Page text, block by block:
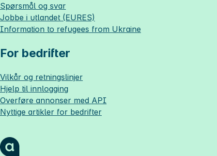
Spørsmål og svar
Jobbe i utlandet (EURES)
Information to refugees from Ukraine
For bedrifter
Vilkår og retningslinjer
Hjelp til innlogging
Overføre annonser med API
Nyttige artikler for bedrifter